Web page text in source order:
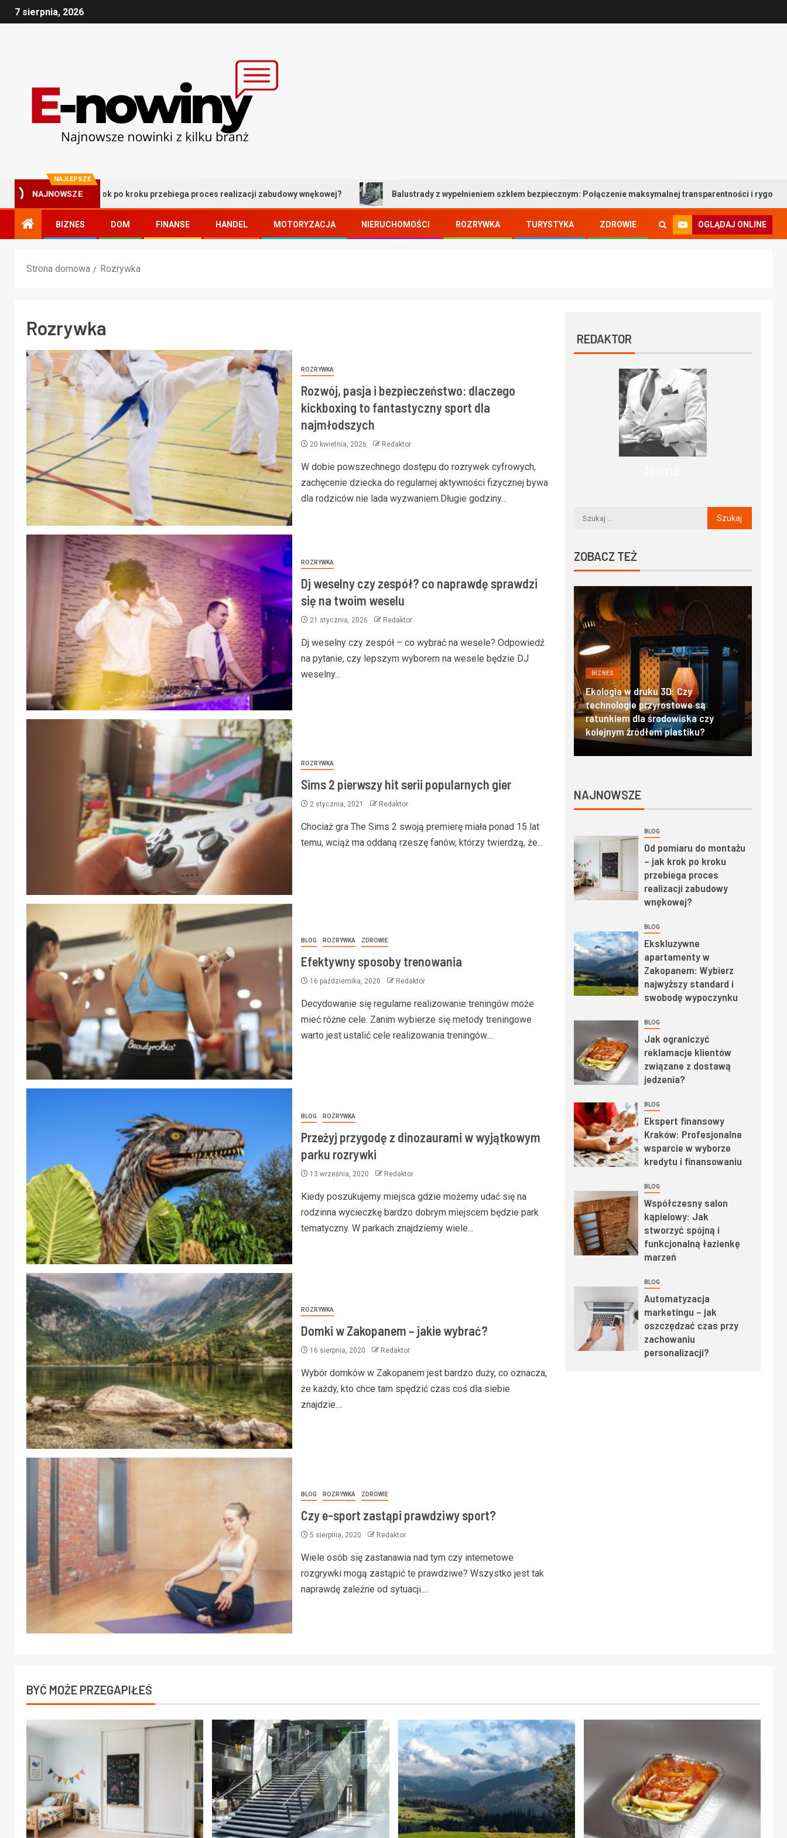
7 sierpnia, 2026
NAJLEPSZE
NAJNOWSZE
– jak krok po kroku przebiega proces realizacji zabudowy wnękowej? Balustrady z wypełnieniem szkłem bezpiecznym: Połączenie maksymalnej transparentności i rygorystycznych
BIZNES DOM FINANSE HANDEL MOTORYZACJA NIERUCHOMOŚCI ROZRYWKA TURYSTYKA ZDROWIE OGLĄDAJ ONLINE
Strona domowa Rozrywka
Rozrywka
ROZRYWKA
Rozwój, pasja i bezpieczeństwo: dlaczego
kickboxing to fantastyczny sport dla
najmłodszych
20 kwietnia, 2026 Redaktor
W dobie powszechnego dostępu do rozrywek cyfrowych,
zachęcenie dziecka do regularnej aktywności fizycznej bywa
dla rodziców nie lada wyzwaniem.Długie godziny...
ROZRYWKA
Dj weselny czy zespół? co naprawdę sprawdzi
się na twoim weselu
21 stycznia, 2026 Redaktor
Dj weselny czy zespół – co wybrać na wesele? Odpowiedź
na pytanie, czy lepszym wyborem na wesele będzie DJ
weselny...
ROZRYWKA
Sims 2 pierwszy hit serii popularnych gier
2 stycznia, 2021 Redaktor
Chociaż gra The Sims 2 swoją premierę miała ponad 15 lat
temu, wciąż ma oddaną rzeszę fanów, którzy twierdzą, że...
BLOG ROZRYWKA ZDROWIE
Efektywny sposoby trenowania
16 października, 2020 Redaktor
Decydowanie się regularne realizowanie treningów może
mieć różne cele. Zanim wybierze się metody treningowe
warto jest ustalić cele realizowania treningów....
BLOG ROZRYWKA
Przeżyj przygodę z dinozaurami w wyjątkowym
parku rozrywki
13 września, 2020 Redaktor
Kiedy poszukujemy miejsca gdzie możemy udać się na
rodzinna wycieczkę bardzo dobrym miejscem będzie park
tematyczny. W parkach znajdziemy wiele...
ROZRYWKA
Domki w Zakopanem – jakie wybrać?
16 sierpnia, 2020 Redaktor
Wybór domków w Zakopanem jest bardzo duży, co oznacza,
że każdy, kto chce tam spędzić czas coś dla siebie
znajdzie....
BLOG ROZRYWKA ZDROWIE
Czy e-sport zastąpi prawdziwy sport?
5 sierpnia, 2020 Redaktor
Wiele osób się zastanawia nad tym czy internetowe
rozgrywki mogą zastąpić te prawdziwe? Wszystko jest tak
naprawdę zależne od sytuacji....
REDAKTOR
ZOBACZ TEŻ
BIZNES
Ocena pracownika oparta na
danych – jak recom system wspiera
obiektywną analizę wyników
BIZNES
Ekologia w druku 3D: Czy
technologie przyrostowe są
ratunkiem dla środowiska czy
kolejnym źródłem plastiku?
NAJNOWSZE
BLOG
Od pomiaru do montażu
– jak krok po kroku
przebiega proces
realizacji zabudowy
wnękowej?
BLOG
Ekskluzywne
apartamenty w
Zakopanem: Wybierz
najwyższy standard i
swobodę wypoczynku
BLOG
Jak ograniczyć
reklamacje klientów
związane z dostawą
jedzenia?
BLOG
Ekspert finansowy
Kraków: Profesjonalne
wsparcie w wyborze
kredytu i finansowaniu
BLOG
Współczesny salon
kąpielowy: Jak
stworzyć spójną i
funkcjonalną łazienkę
marzeń
BLOG
Automatyzacja
marketingu – jak
oszczędzać czas przy
zachowaniu
personalizacji?
BYĆ MOŻE PRZEGAPIŁEŚ